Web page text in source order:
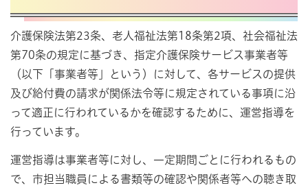
介護保険法第23条、老人福祉法第18条第2項、社会福祉法
第70条の規定に基づき、指定介護保険サービス事業者等
（以下「事業者等」という）に対して、各サービスの提供
及び給付費の請求が関係法令等に規定されている事項に沿
って適正に行われているかを確認するために、運営指導を
行っています。
運営指導は事業者等に対し、一定期間ごとに行われるもの
で、市担当職員による書類等の確認や関係者等への聴き取